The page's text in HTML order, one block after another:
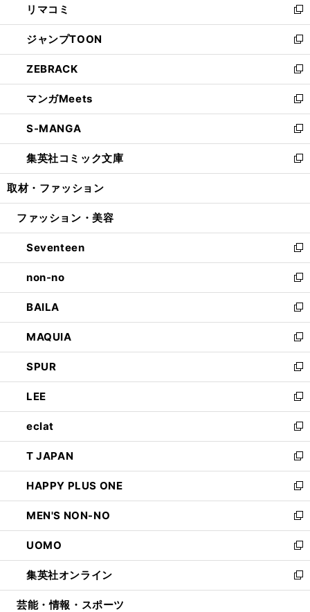
で
開
く
ド
ウ
で
開
く
ィ
ン
ド
ウ
で
開
く
い
ウ
ィ
ン
ド
ウ
で
開
く
リマコミ
新
し
い
ウ
ィ
ン
ド
ウ
で
開
く
ジャンプTOON
新
し
い
ウ
ィ
ン
ド
ウ
で
開
ZEBRACK
新
し
い
ウ
ィ
ン
ド
ウ
開
マンガMeets
新
し
い
ウ
ィ
ン
ウ
開
く
S-MANGA
新
し
い
ウ
ン
ウ
で
開
く
集英社コミック文庫
新
し
ウ
ン
ド
ウ
で
開
く
取材・ファッション
ファッション・美容
Seventeen
新
し
い
ウ
ィ
ン
ド
ウ
で
開
く
non-no
新
し
い
ウ
ィ
ン
ド
ウ
で
開
く
BAILA
新
し
い
ウ
ィ
ン
ド
ウ
で
開
く
MAQUIA
新
し
い
ウ
ィ
ン
ド
ウ
で
開
く
SPUR
新
し
い
ウ
ィ
ン
ド
ウ
で
開
く
LEE
新
し
い
ウ
ィ
ン
ド
ウ
で
開
く
eclat
新
し
い
ウ
ィ
ン
ド
ウ
で
開
く
T JAPAN
新
し
い
ウ
ィ
ン
ド
ウ
で
開
HAPPY PLUS ONE
新
し
い
ウ
ィ
ン
ド
ウ
MEN'S NON-NO
新
し
い
ウ
ィ
ン
UOMO
新
し
い
ウ
集英社オンライン
新
し
芸能・情報・スポーツ